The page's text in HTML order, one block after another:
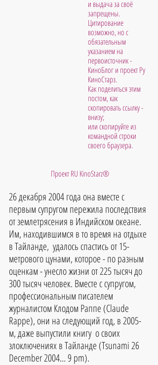
и выдача за своё
запрещены.
Цитирование
возможно, но с
обязательным
указанием на
первоисточник -
КиноБлог и проект Ру
КиноСтарз.
Как поделиться этим
постом, как
скопировать ссылку -
внизу;
или скопируйте из
командной строки
своего браузера.
Проект RU KinoStarz®
26 декабря 2004 года она вместе с
первым супругом пережила последствия
от землетрясения в Индийском океане.
Им, находившимся в то время на отдыхе
в Тайланде,  удалось спастись от 15-
метрового цунами, которое - по разным
оценкам - унесло жизни от 225 тысяч до
300 тысяч человек. Вместе с супругом,
профессиональным писателем
журналистом Клодом Раппе (Claude
Rappe), они на следующий год, в 2005-
м, даже выпустили книгу  о своих
злоключениях в Тайланде (Tsunami 26
December 2004… 9 pm).